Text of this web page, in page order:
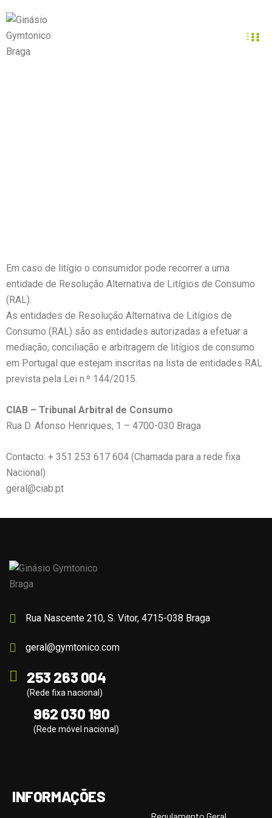
Em caso de litígio o consumidor pode recorrer a uma
entidade de Resolução Alternativa de Litígios de Consumo
(RAL).
As entidades de Resolução Alternativa de Litígios de
Consumo (RAL) são as entidades autorizadas a efetuar a
mediação, conciliação e arbitragem de litígios de consumo
em Portugal que estejam inscritas na lista de entidades RAL
prevista pela Lei n.º 144/2015.
CIAB – Tribunal Arbitral de Consumo
Rua D. Afonso Henriques, 1 – 4700-030 Braga
Contacto: + 351 253 617 604 (Chamada para a rede fixa
Nacional)
geral@ciab.pt
Rua Nascente 210, S. Vitor, 4715-038 Braga
geral@gymtonico.com
253 263 004
(Rede fixa nacional)
962 030 190
(Rede móvel nacional)
INFORMAÇÕES